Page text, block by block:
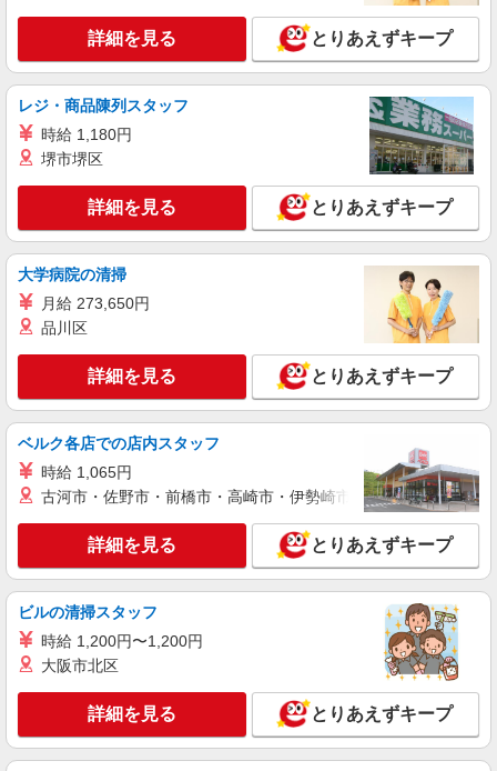
詳細を見る とりあえずキープ
レジ・商品陳列スタッフ
時給 1,180円
堺市堺区
詳細を見る とりあえずキープ
大学病院の清掃
月給 273,650円
品川区
詳細を見る とりあえずキープ
ベルク各店での店内スタッフ
時給 1,065円
古河市・佐野市・前橋市・高崎市・伊勢崎市・太田市・館林市
詳細を見る とりあえずキープ
ビルの清掃スタッフ
時給 1,200円〜1,200円
大阪市北区
詳細を見る とりあえずキープ